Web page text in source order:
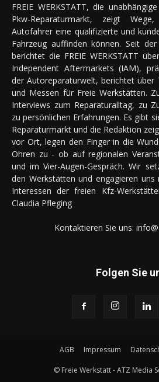
FREIE WERKSTATT, die
Pkw-Reparaturmarkt, zeigt
Autofahrer eine qualifizierte und
Fahrzeug auffinden können. Seit
berichtet die FREIE WERKSTATT
Independent Aftermarkets (IAM),
der Autoreparaturwelt, berichtet über
und Messen für Freie Werkstätten.
Interviews zum Reparaturalltag, zu
zu persönlichen Erfahrungen. Es gibt
Reparaturmarkt und die Redaktion
vor Ort, legen den Finger in die
Ohren zu - ob auf regionalen
und im Vier-Augen-Gespräch. Wir
den Werkstätten und engagieren
Interessen der freien Kfz-
Claudia Pfleging
Kontaktieren Sie uns:
Folgen Sie
AGB Impressum
© Freie Werkstatt - ATZ Media